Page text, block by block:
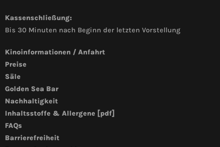
Kassenschließung:
Bis 30 Minuten nach Beginn der letzten Vorstellung
Kinoinformationen / Anfahrt
Preise
Säle
Golden Sea Bar
Nachhaltigkeit
Inhaltsstoffe & Allergene [pdf]
FAQs
Barrierefreiheit